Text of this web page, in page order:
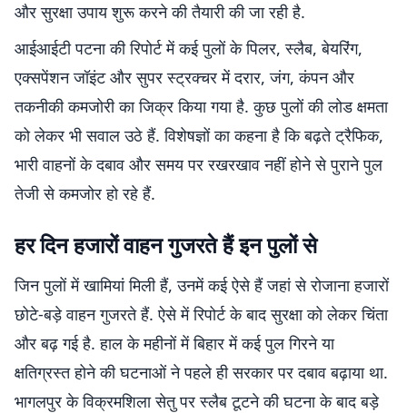
और सुरक्षा उपाय शुरू करने की तैयारी की जा रही है.
आईआईटी पटना की रिपोर्ट में कई पुलों के पिलर, स्लैब, बेयरिंग,
एक्सपेंशन जॉइंट और सुपर स्ट्रक्चर में दरार, जंग, कंपन और
तकनीकी कमजोरी का जिक्र किया गया है. कुछ पुलों की लोड क्षमता
को लेकर भी सवाल उठे हैं. विशेषज्ञों का कहना है कि बढ़ते ट्रैफिक,
भारी वाहनों के दबाव और समय पर रखरखाव नहीं होने से पुराने पुल
तेजी से कमजोर हो रहे हैं.
हर दिन हजारों वाहन गुजरते हैं इन पुलों से
जिन पुलों में खामियां मिली हैं, उनमें कई ऐसे हैं जहां से रोजाना हजारों
छोटे-बड़े वाहन गुजरते हैं. ऐसे में रिपोर्ट के बाद सुरक्षा को लेकर चिंता
और बढ़ गई है. हाल के महीनों में बिहार में कई पुल गिरने या
क्षतिग्रस्त होने की घटनाओं ने पहले ही सरकार पर दबाव बढ़ाया था.
भागलपुर के विक्रमशिला सेतु पर स्लैब टूटने की घटना के बाद बड़े